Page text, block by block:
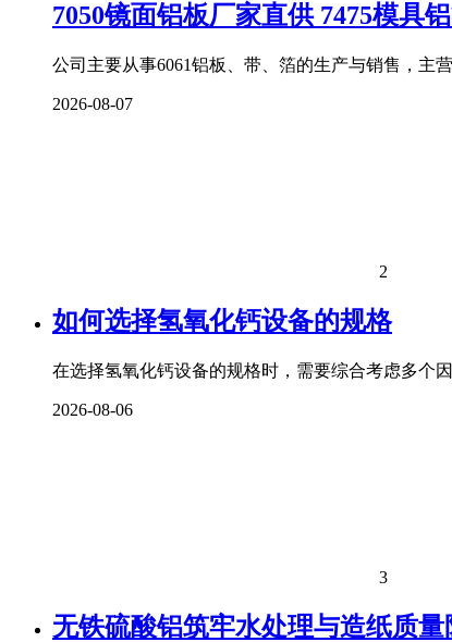
7050镜面铝板厂家直供 7475模具
公司主要从事6061铝板、带、箔的生产与销售，主
2026-08-07
2
如何选择氢氧化钙设备的规格
在选择氢氧化钙设备的规格时，需要综合考虑多个
2026-08-06
3
无铁硫酸铝筑牢水处理与造纸质量